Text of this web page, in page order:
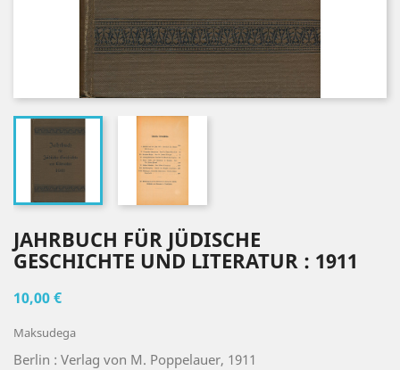
JAHRBUCH FÜR JÜDISCHE
GESCHICHTE UND LITERATUR : 1911
10,00 €
Maksudega
Berlin : Verlag von M. Poppelauer, 1911